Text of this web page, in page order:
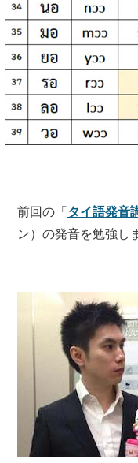
前回の「タイ語発音
ン）の発音を勉強し